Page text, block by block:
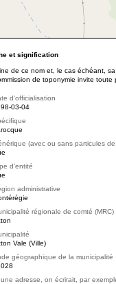
et signification
de ce nom et, le cas échéant,
de toponymie invite
d'officialisation
03-04
(avec ou sans particules
d'entité
administrative
régionale de comté (MRC)
Vale (Ville)
géographique de la municipalité
adresse, on écrirait, par